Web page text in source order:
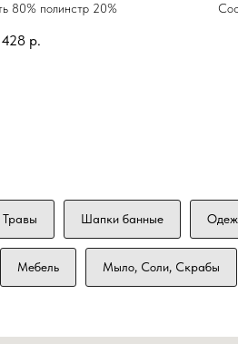
80% полинстр 20%
428 р.
Травы Шапки банные
Мебель Мыло, Соли, Скрабы